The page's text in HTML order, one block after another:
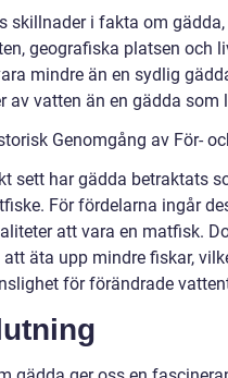
skillnader i fakta om
geografiska platsen och
mindre än en sydlig
av vatten än en gädda som
Genomgång av För-
sett har gädda betraktats
För fördelarna ingår
att vara en matfisk.
att äta upp mindre fiskar,
för förändrade